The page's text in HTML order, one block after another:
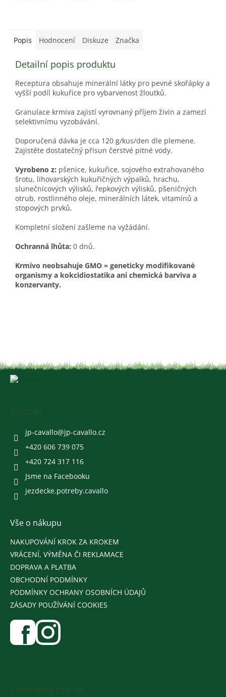
Popis Hodnocení Diskuze Značka
Detailní popis produktu
Receptura obsahuje minerální látky pro pevné skořápky a
vyšší podíl kukuřice pro vybarvenost žloutků.
Granulace krmiva zajistí vyrovnaný příjem živin a zamezí
selektivnímu vyzobávání.
Doporučená dávka je cca 120 g/kus/den dle plemene.
Zajistěte dostatečný přísun čerstvé pitné vody.
Vyrobeno z: pšenice, kukuřice, sojového extrahovaného
šrotu, lihovarských kukuřičných výpalků, hrachu,
slunečnicových výlisků, řepkových výlisků, pšeničných
otrub, rostlinného oleje, minerálních látek, vitamínů a
stopových prvků.
Kompletní složení zašleme na vyžádání.
Ochranná lhůta: 0 dnů.
Krmivo neobsahuje GMO = geneticky modifikované
organismy a kokcidiostatika ani chemická barviva a
konzervanty.
jp-cavallo@jp-cavallo.cz
+420 606 739 075
+420 724 317 116
Jsme na Facebooku
jezdecke.potreby.cavallo
Vše o nákupu
NAKUPOVÁNÍ KROK ZA KROKEM
VRÁCENÍ, VÝMĚNA ČI REKLAMACE
DOPRAVA A PLATBA
OBCHODNÍ PODMÍNKY
PODMÍNKY OCHRANY OSOBNÍCH ÚDAJŮ
ZÁSADY POUŽÍVÁNÍ COOKIES